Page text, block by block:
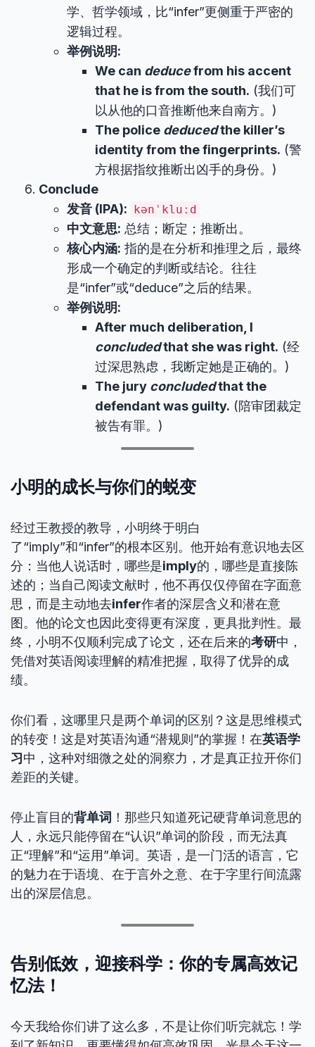
学、哲学领域，比“infer”更侧重于严密的
逻辑过程。
举例说明:
We can deducefrom his accent
that he is from the south. (我们可
以从他的口音推断他来自南方。)
The police deducedthe killer’s
identity from the fingerprints. (警
方根据指纹推断出凶手的身份。)
Conclude
发音 (IPA): kənˈkluːd
中文意思: 总结；断定；推断出。
核心内涵: 指的是在分析和推理之后，最终
形成一个确定的判断或结论。往往
是“infer”或“deduce”之后的结果。
举例说明:
After much deliberation, I
concludedthat she was right. (经
过深思熟虑，我断定她是正确的。)
The jury concludedthat the
defendant was guilty. (陪审团裁定
被告有罪。)
小明的成长与你们的蜕变
经过王教授的教导，小明终于明白
了“imply”和“infer”的根本区别。他开始有意识地去区
分：当他人说话时，哪些是imply的，哪些是直接陈
述的；当自己阅读文献时，他不再仅仅停留在字面意
思，而是主动地去infer作者的深层含义和潜在意
图。他的论文也因此变得更有深度，更具批判性。最
终，小明不仅顺利完成了论文，还在后来的考研中，
凭借对英语阅读理解的精准把握，取得了优异的成
绩。
你们看，这哪里只是两个单词的区别？这是思维模式
的转变！这是对英语沟通“潜规则”的掌握！在英语学
习中，这种对细微之处的洞察力，才是真正拉开你们
差距的关键。
停止盲目的背单词 ！那些只知道死记硬背单词意思的
人，永远只能停留在“认识”单词的阶段，而无法真
正“理解”和“运用”单词。英语，是一门活的语言，它
的魅力在于语境、在于言外之意、在于字里行间流露
出的深层信息。
告别低效，迎接科学：你的专属高效记
忆法！
今天我给你们讲了这么多，不是让你们听完就忘！学